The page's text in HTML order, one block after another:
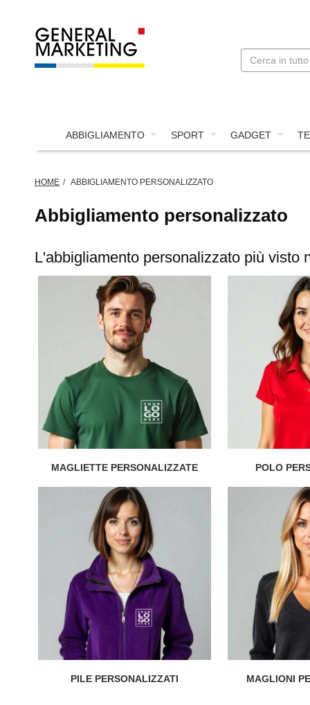
ABBIGLIAMENTO SPORT GADGET
HOME ABBIGLIAMENTO PERSONALIZZATO
Abbigliamento personalizzato
L'abbigliamento personalizzato più visto
MAGLIETTE PERSONALIZZATE POLO
PILE PERSONALIZZATI MAGLIONI